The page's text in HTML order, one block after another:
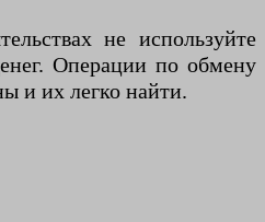
не используйте
Операции по обмену
и их легко найти.